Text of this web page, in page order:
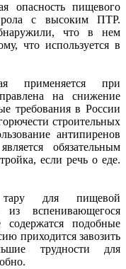
опасность пищевого
с высоким ПТР.
что в нем
что используется в
применяется при
на снижение
требования в России
строительных
антипиренов
обязательным
если речь о еде.
тару для пищевой
вспенивающегося
подобные
приходится завозить
трудности для